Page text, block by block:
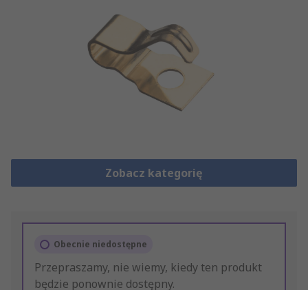
Zobacz kategorię
Obecnie niedostępne
Przepraszamy, nie wiemy, kiedy ten produkt
będzie ponownie dostępny.